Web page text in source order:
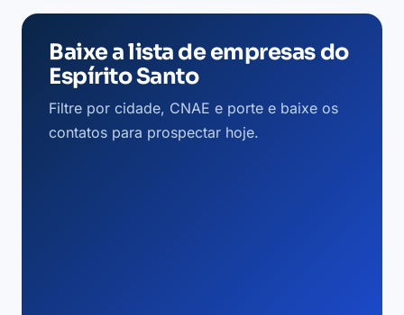
Baixe a lista de empresas do
Espírito Santo
Filtre por cidade, CNAE e porte e baixe os
contatos para prospectar hoje.